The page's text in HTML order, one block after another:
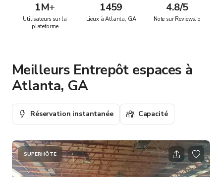
1M+
Utilisateurs sur la
plateforme
1459
Lieux à Atlanta, GA
4.8/5
Note sur Reviews.io
Meilleurs Entrepôt espaces à
Atlanta, GA
Réservation instantanée Capacité
SUPERHÔTE